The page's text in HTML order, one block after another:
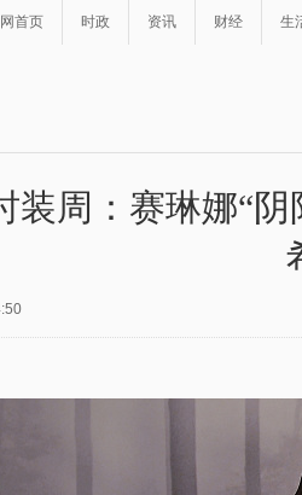
首页 时政 资讯 财经 生
装周：赛琳娜“